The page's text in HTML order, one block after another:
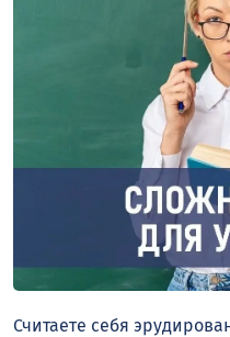
Считаете себя